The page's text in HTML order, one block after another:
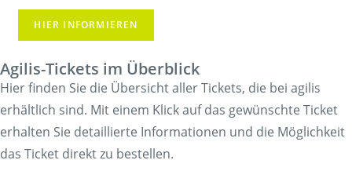
HIER INFORMIEREN
Agilis-Tickets im Überblick
Hier finden Sie die Übersicht aller Tickets, die bei agilis
erhältlich sind. Mit einem Klick auf das gewünschte Ticket
erhalten Sie detaillierte Informationen und die Möglichkeit
das Ticket direkt zu bestellen.